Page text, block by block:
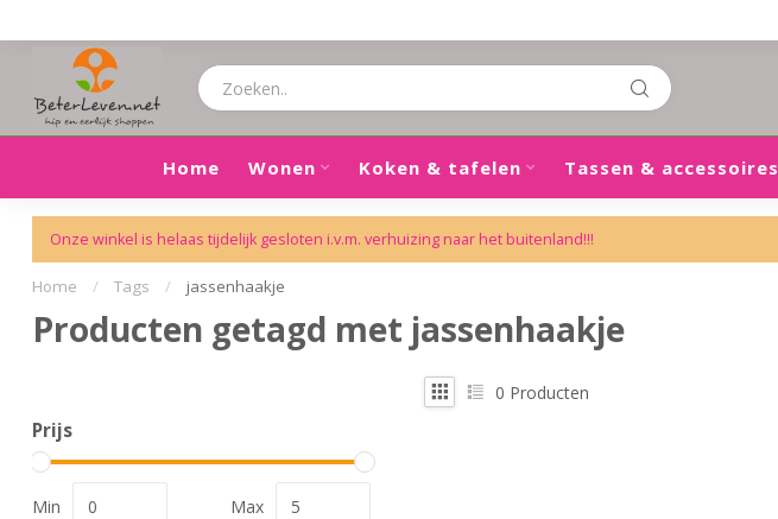
Home Wonen Koken & tafelen Tassen & accessoires
Onze winkel is helaas tijdelijk gesloten i.v.m. verhuizing naar het buitenland!!!
Home / Tags / jassenhaakje
Producten getagd met jassenhaakje
Prijs
Min Max
0 Producten